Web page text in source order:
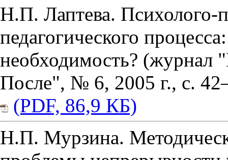
Н.П. Лаптева. Психолого-
педагогического
необходимость? (журнал
После", № 6, 2005 г., с.
(PDF, 86,9 КБ)
Н.П. Мурзина.